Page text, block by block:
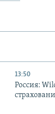
13:50
Россия: